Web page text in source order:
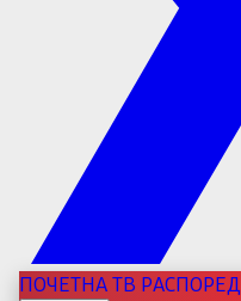
ПОЧЕТНАТВ РАСПОРЕД